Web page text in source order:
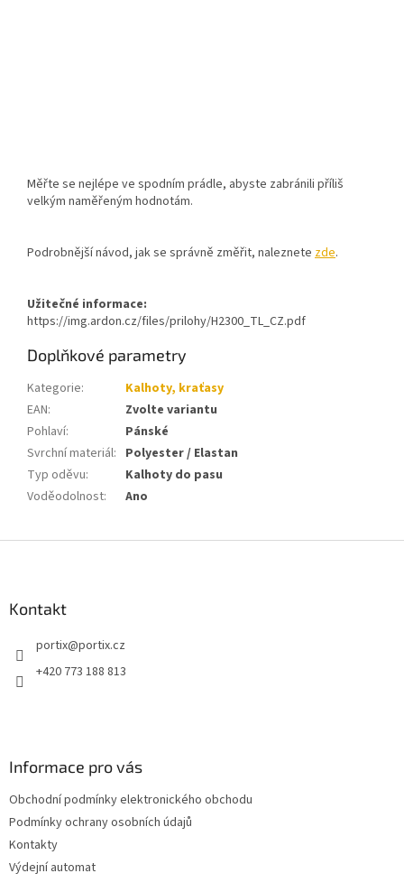
Měřte se nejlépe ve spodním prádle, abyste zabránili příliš
velkým naměřeným hodnotám.
Podrobnější návod, jak se správně změřit, naleznete zde.
Užitečné informace:
https://img.ardon.cz/files/prilohy/H2300_TL_CZ.pdf
Doplňkové parametry
Kategorie:
Kalhoty, kraťasy
EAN:
Zvolte variantu
Pohlaví:
Pánské
Svrchní materiál: Polyester / Elastan
Typ oděvu:
Kalhoty do pasu
Voděodolnost: Ano
Kontakt
portix@portix.cz
+420 773 188 813
Informace pro vás
Obchodní podmínky elektronického obchodu
Podmínky ochrany osobních údajů
Kontakty
Výdejní automat